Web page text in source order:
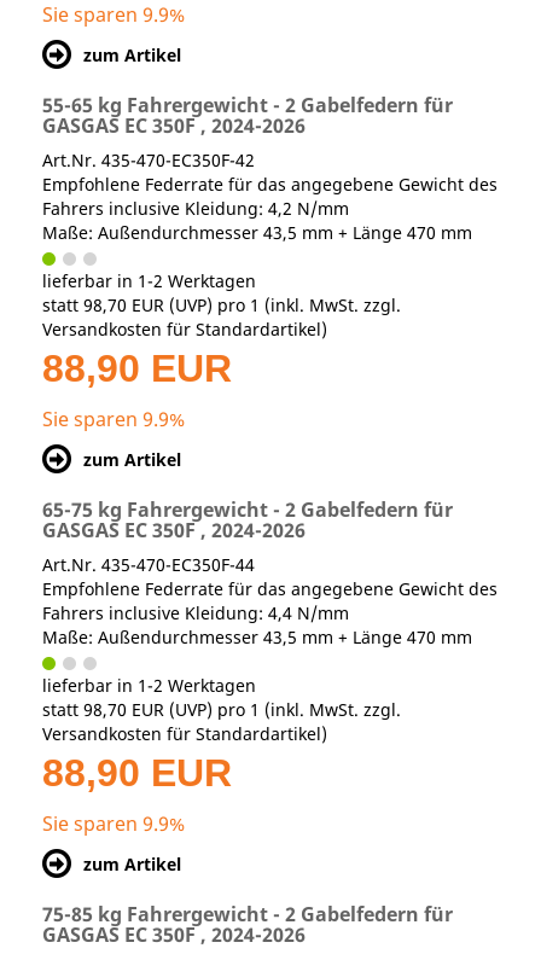
Sie sparen 9.9%
zum Artikel
55-65 kg Fahrergewicht - 2 Gabelfedern für
GASGAS EC 350F , 2024-2026
Art.Nr. 435-470-EC350F-42
Empfohlene Federrate für das angegebene Gewicht des
Fahrers inclusive Kleidung: 4,2 N/mm
Maße: Außendurchmesser 43,5 mm + Länge 470 mm
lieferbar in 1-2 Werktagen
statt 98,70 EUR (UVP) pro 1 (inkl. MwSt. zzgl.
Versandkosten für Standardartikel)
88,90 EUR
Sie sparen 9.9%
zum Artikel
65-75 kg Fahrergewicht - 2 Gabelfedern für
GASGAS EC 350F , 2024-2026
Art.Nr. 435-470-EC350F-44
Empfohlene Federrate für das angegebene Gewicht des
Fahrers inclusive Kleidung: 4,4 N/mm
Maße: Außendurchmesser 43,5 mm + Länge 470 mm
lieferbar in 1-2 Werktagen
statt 98,70 EUR (UVP) pro 1 (inkl. MwSt. zzgl.
Versandkosten für Standardartikel)
88,90 EUR
Sie sparen 9.9%
zum Artikel
75-85 kg Fahrergewicht - 2 Gabelfedern für
GASGAS EC 350F , 2024-2026